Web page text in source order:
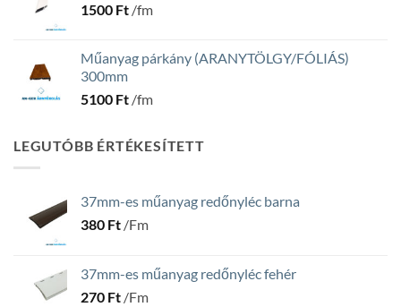
1500 Ft /fm
Műanyag párkány (ARANYTÖLGY/FÓLIÁS)
300mm
5100 Ft /fm
LEGUTÓBB ÉRTÉKESÍTETT
37mm-es műanyag redőnyléc barna
380 Ft /Fm
37mm-es műanyag redőnyléc fehér
270 Ft /Fm